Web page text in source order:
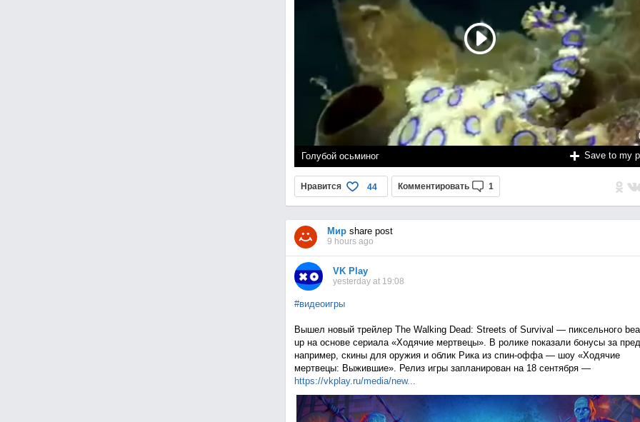
Голубой осьминог Save to my
Нравится 44 Комментировать 1
Мирshare post
9 hours ago
VK Play
yesterday at 19:08
#видеоигры
Вышел новый трейлер The Walking Dead: Streets of Survival — пиксельного
up на основе сериала «Ходячие мертвецы». В ролике показали бонусы за
например, скины для оружия и облик Рика из спин-оффа — шоу «Ходячие
мертвецы: Выжившие». Релиз игры запланирован на 18 сентября —
https://vkplay.ru/media/new...